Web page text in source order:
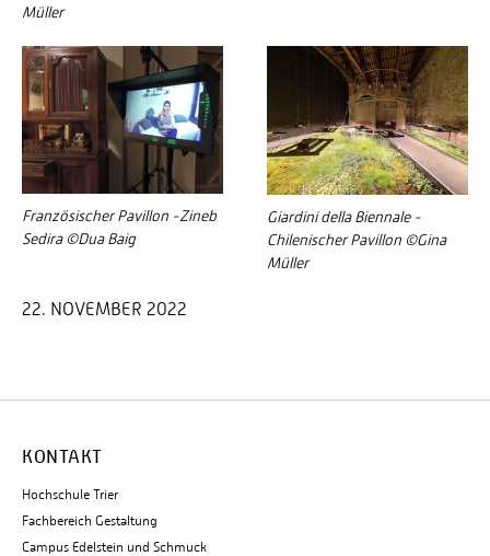
Müller
Französischer Pavillon -Zineb
Sedira ©Dua Baig
Giardini della Biennale -
Chilenischer Pavillon ©Gina
Müller
22. NOVEMBER 2022
KONTAKT
Hochschule Trier
Fachbereich Gestaltung
Campus Edelstein und Schmuck